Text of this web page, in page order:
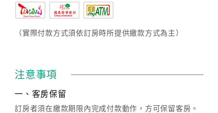
（實際付款方式須依訂房時所提供繳款方式為主）
注意事項
一、客房保留
訂房者須在繳款期限內完成付款動作，方可保留客房。